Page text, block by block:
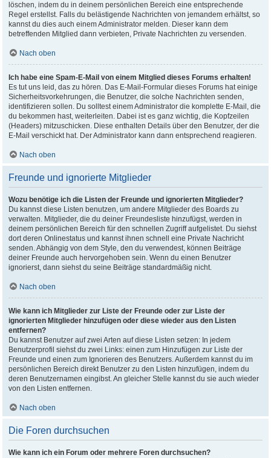
löschen, indem du in deinem persönlichen Bereich eine entsprechende
Regel erstellst. Falls du belästigende Nachrichten von jemandem erhältst, so
kannst du dies auch einem Administrator melden. Dieser kann dem
betreffenden Mitglied dann verbieten, Private Nachrichten zu versenden.
Nach oben
Ich habe eine Spam-E-Mail von einem Mitglied dieses Forums erhalten!
Es tut uns leid, das zu hören. Das E-Mail-Formular dieses Forums hat einige
Sicherheitsvorkehrungen, die Benutzer, die solche Nachrichten senden,
identifizieren sollen. Du solltest einem Administrator die komplette E-Mail, die
du bekommen hast, weiterleiten. Dabei ist es ganz wichtig, die Kopfzeilen
(Headers) mitzuschicken. Diese enthalten Details über den Benutzer, der die
E-Mail verschickt hat. Der Administrator kann dann entsprechend reagieren.
Nach oben
Freunde und ignorierte Mitglieder
Wozu benötige ich die Listen der Freunde und ignorierten Mitglieder?
Du kannst diese Listen benutzen, um andere Mitglieder des Boards zu
verwalten. Mitglieder, die du deiner Freundesliste hinzufügst, werden in
deinem persönlichen Bereich für den schnellen Zugriff aufgelistet. Du siehst
dort deren Onlinestatus und kannst ihnen schnell eine Private Nachricht
senden. Abhängig von dem Style, den du verwendest, können Beiträge
deiner Freunde auch hervorgehoben sein. Wenn du einen Benutzer
ignorierst, dann siehst du seine Beiträge standardmäßig nicht.
Nach oben
Wie kann ich Mitglieder zur Liste der Freunde oder zur Liste der
ignorierten Mitglieder hinzufügen oder diese wieder aus den Listen
entfernen?
Du kannst Benutzer auf zwei Arten auf diese Listen setzen: In jedem
Benutzerprofil siehst du zwei Links: einen zum Hinzufügen zur Liste der
Freunde und einen zum Ignorieren des Benutzers. Außerdem kannst du im
persönlichen Bereich direkt Benutzer zu den Listen hinzufügen, indem du
deren Benutzernamen eingibst. An gleicher Stelle kannst du sie auch wieder
von den Listen entfernen.
Nach oben
Die Foren durchsuchen
Wie kann ich ein Forum oder mehrere Foren durchsuchen?